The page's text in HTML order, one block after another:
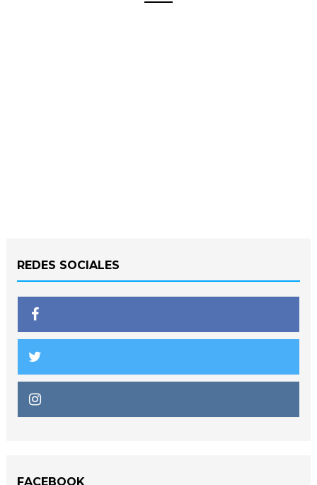
REDES SOCIALES
FACEBOOK